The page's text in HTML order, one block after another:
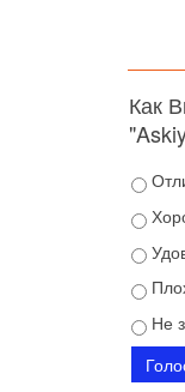
Как
Не